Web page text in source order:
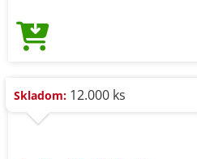
Skladom: 12.000 ks